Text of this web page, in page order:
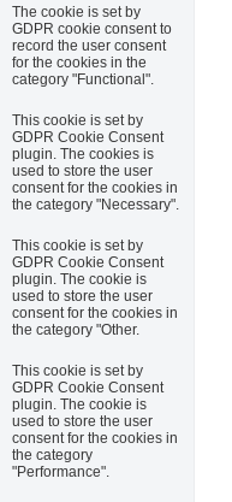
The cookie is set by
GDPR cookie consent to
record the user consent
for the cookies in the
category "Functional".
This cookie is set by
GDPR Cookie Consent
plugin. The cookies is
used to store the user
consent for the cookies in
the category "Necessary".
This cookie is set by
GDPR Cookie Consent
plugin. The cookie is
used to store the user
consent for the cookies in
the category "Other.
This cookie is set by
GDPR Cookie Consent
plugin. The cookie is
used to store the user
consent for the cookies in
the category
"Performance".